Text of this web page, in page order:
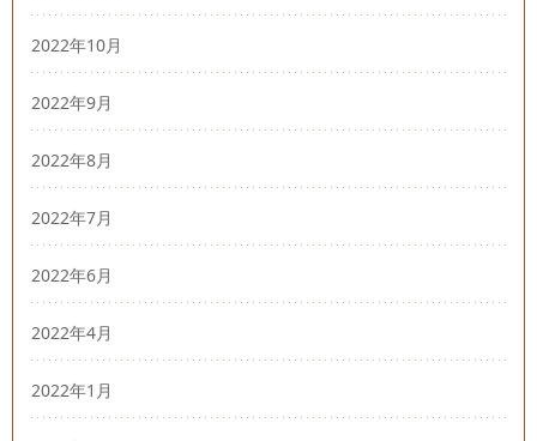
2022年10月
2022年9月
2022年8月
2022年7月
2022年6月
2022年4月
2022年1月